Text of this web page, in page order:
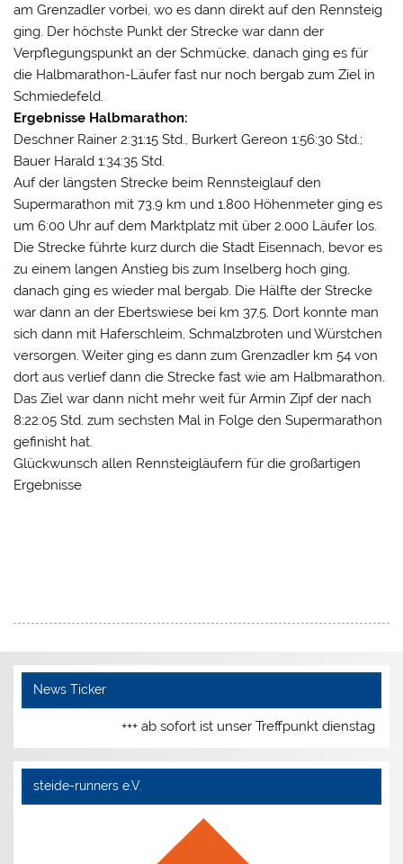
am Grenzadler vorbei, wo es dann direkt auf den Rennsteig
ging. Der höchste Punkt der Strecke war dann der
Verpflegungspunkt an der Schmücke, danach ging es für
die Halbmarathon-Läufer fast nur noch bergab zum Ziel in
Schmiedefeld.
Ergebnisse Halbmarathon:
Deschner Rainer 2:31:15 Std., Burkert Gereon 1:56:30 Std.;
Bauer Harald 1:34:35 Std.
Auf der längsten Strecke beim Rennsteiglauf den
Supermarathon mit 73,9 km und 1.800 Höhenmeter ging es
um 6:00 Uhr auf dem Marktplatz mit über 2.000 Läufer los.
Die Strecke führte kurz durch die Stadt Eisennach, bevor es
zu einem langen Anstieg bis zum Inselberg hoch ging,
danach ging es wieder mal bergab. Die Hälfte der Strecke
war dann an der Ebertswiese bei km 37,5. Dort konnte man
sich dann mit Haferschleim, Schmalzbroten und Würstchen
versorgen. Weiter ging es dann zum Grenzadler km 54 von
dort aus verlief dann die Strecke fast wie am Halbmarathon.
Das Ziel war dann nicht mehr weit für Armin Zipf der nach
8:22:05 Std. zum sechsten Mal in Folge den Supermarathon
gefinisht hat.
Glückwunsch allen Rennsteigläufern für die großartigen
Ergebnisse
News Ticker
+++ ab sofort ist unser Treffpunkt dienstags
steide-runners e.V.